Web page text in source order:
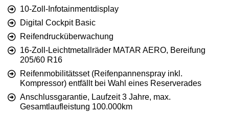
10-Zoll-Infotainmentdisplay
Digital Cockpit Basic
Reifendrucküberwachung
16-Zoll-Leichtmetallräder MATAR AERO, Bereifung
205/60 R16
Reifenmobilitätsset (Reifenpannenspray inkl.
Kompressor) entfällt bei Wahl eines Reserverades
Anschlussgarantie, Laufzeit 3 Jahre, max.
Gesamtlaufleistung 100.000km